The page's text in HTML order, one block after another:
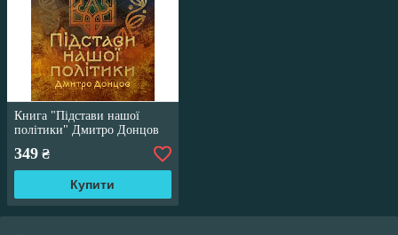
Книга "Підстави нашої
політики" Дмитро Донцов
349 ₴
Купити